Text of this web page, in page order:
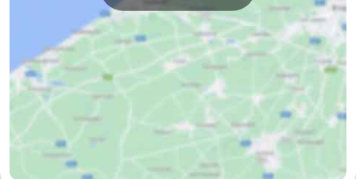
Westhoek
Contact